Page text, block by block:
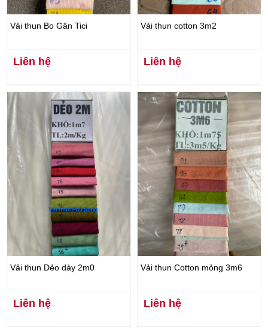
Vải thun Bo Gân Tici
Liên hệ
Vải thun cotton 3m2
Liên hệ
Vải thun Dẻo dày 2m0
Liên hệ
Vải thun Cotton mỏng 3m6
Liên hệ